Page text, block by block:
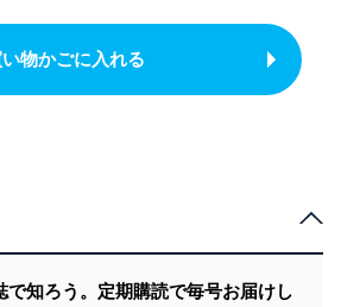
い物かごに入れる
で知ろう。定期購読で毎号お届けし